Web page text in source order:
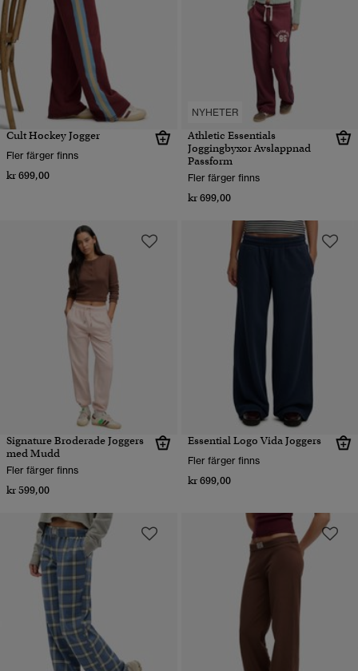
Cult Hockey Jogger
Fler färger finns
kr 699,00
NYHETER
Athletic Essentials
Joggingbyxor Avslappnad
Passform
Fler färger finns
kr 699,00
Signature Broderade Joggers
med Mudd
Fler färger finns
kr 599,00
Essential Logo Vida Joggers
Fler färger finns
kr 699,00